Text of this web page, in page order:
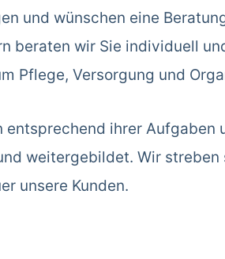
und wünschen eine
beraten wir Sie individuell
Pflege, Versorgung und
ihrer Aufgaben
weitergebildet. Wir streben
unsere Kunden.